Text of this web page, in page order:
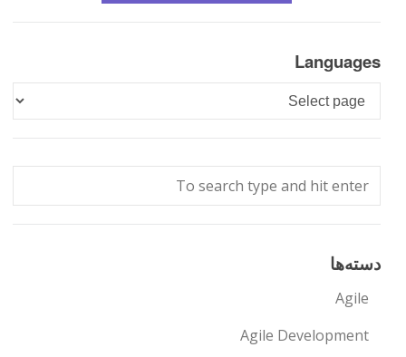
Languages
Languages
دسته‌ها
Agile
Agile Development